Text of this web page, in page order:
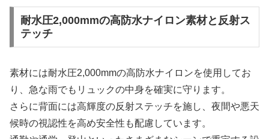
耐水圧2,000mmの高防水ナイロン素材と反射ス
テッチ
素材には耐水圧2,000mmの高防水ナイロンを使用してお
り、急な雨でもリュックの中身を確実に守ります。
さらに背面には高輝度の反射ステッチを施し、夜間や悪天
候時の視認性を高め安全性も配慮しています。